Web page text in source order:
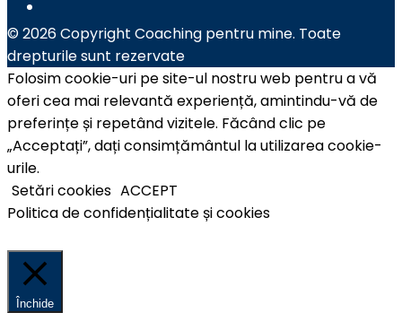
© 2026 Copyright Coaching pentru mine. Toate
drepturile sunt rezervate
Folosim cookie-uri pe site-ul nostru web pentru a vă
oferi cea mai relevantă experiență, amintindu-vă de
preferințe și repetând vizitele. Făcând clic pe
„Acceptați”, dați consimțământul la utilizarea cookie-
urile.
Setări cookies ACCEPT
Politica de confidențialitate și cookies
Închide